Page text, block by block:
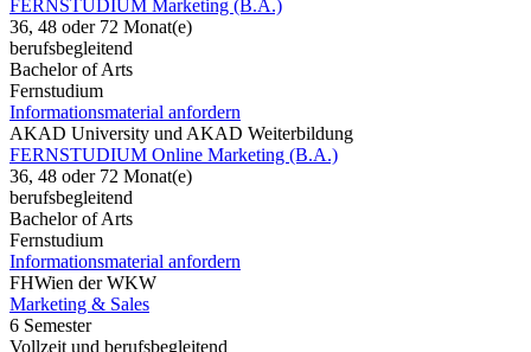
FERNSTUDIUM Marketing (B.A.)
36, 48 oder 72 Monat(e)
berufsbegleitend
Bachelor of Arts
Fernstudium
Informationsmaterial anfordern
AKAD University und AKAD Weiterbildung
FERNSTUDIUM Online Marketing (B.A.)
36, 48 oder 72 Monat(e)
berufsbegleitend
Bachelor of Arts
Fernstudium
Informationsmaterial anfordern
FHWien der WKW
Marketing & Sales
6 Semester
Vollzeit und berufsbegleitend